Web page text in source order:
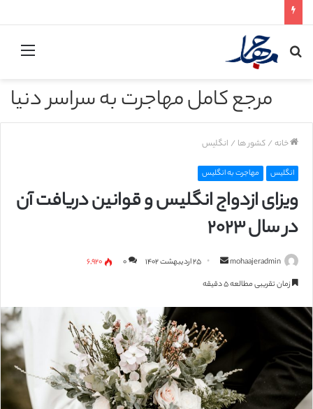
جستجو
مرجع کامل مهاجرت به سراسر دنیا
خانه / کشور ها / انگلیس
انگلیس مهاجرت به انگلیس
ویزای ازدواج انگلیس و قوانین دریافت آن
در سال ۲۰۲۳
mohaajeradmin
ر
ل
ب
ا
ی
۲۵ اردیبهشت ۱۴۰۲ ۰
۶,۹۲۰
زمان تقریبی مطالعه ۵ دقیقه